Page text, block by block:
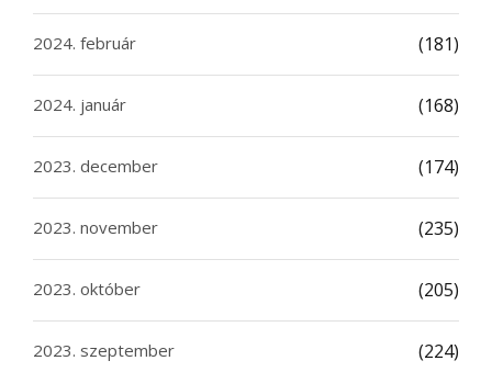
2024. február (181)
2024. január (168)
2023. december (174)
2023. november (235)
2023. október (205)
2023. szeptember (224)